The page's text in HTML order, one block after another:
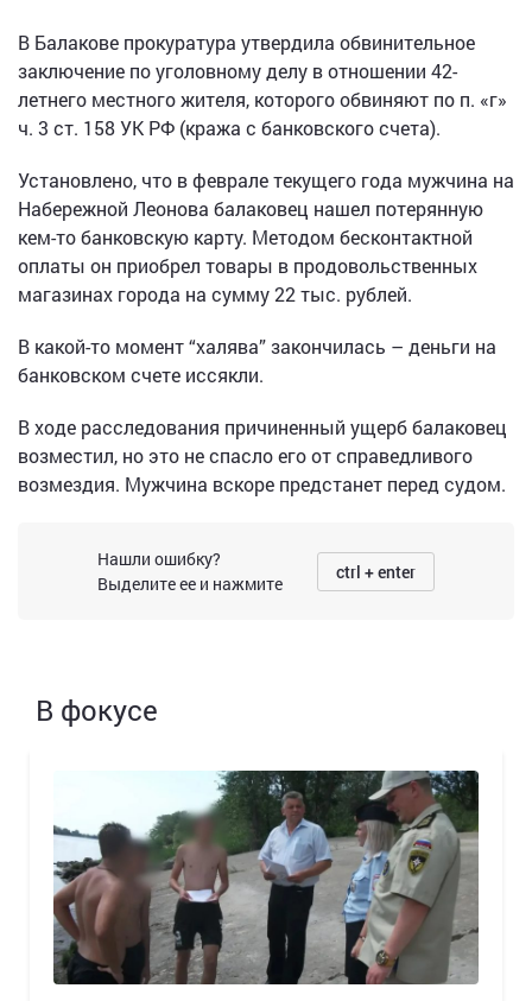
В Балакове прокуратура утвердила обвинительное
заключение по уголовному делу в отношении 42-
летнего местного жителя, которого обвиняют по п. «г»
ч. 3 ст. 158 УК РФ (кража с банковского счета).
Установлено, что в феврале текущего года мужчина на
Набережной Леонова балаковец нашел потерянную
кем-то банковскую карту. Методом бесконтактной
оплаты он приобрел товары в продовольственных
магазинах города на сумму 22 тыс. рублей.
В какой-то момент “халява” закончилась – деньги на
банковском счете иссякли.
В ходе расследования причиненный ущерб балаковец
возместил, но это не спасло его от справедливого
возмездия. Мужчина вскоре предстанет перед судом.
Нашли ошибку?
Выделите ее и нажмите
ctrl + enter
В фокусе